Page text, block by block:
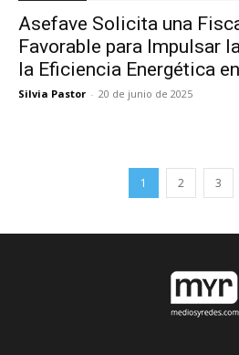
Asefave Solicita una
Favorable para Impulsar
la Eficiencia Energética
Silvia Pastor - 20 de junio de 2025
1 2 3